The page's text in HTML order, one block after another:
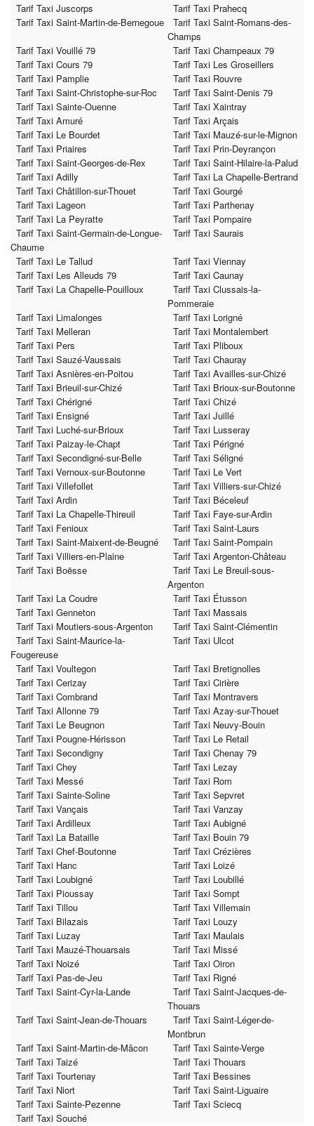
Tarif Taxi Juscorps
Tarif Taxi Prahecq
Tarif Taxi Saint-Martin-de-Bernegoue
Tarif Taxi Saint-Romans-des-
Champs
Tarif Taxi Vouillé 79
Tarif Taxi Champeaux 79
Tarif Taxi Cours 79
Tarif Taxi Les Groseillers
Tarif Taxi Pamplie
Tarif Taxi Rouvre
Tarif Taxi Saint-Christophe-sur-Roc
Tarif Taxi Saint-Denis 79
Tarif Taxi Sainte-Ouenne
Tarif Taxi Xaintray
Tarif Taxi Amuré
Tarif Taxi Arçais
Tarif Taxi Le Bourdet
Tarif Taxi Mauzé-sur-le-Mignon
Tarif Taxi Priaires
Tarif Taxi Prin-Deyrançon
Tarif Taxi Saint-Georges-de-Rex
Tarif Taxi Saint-Hilaire-la-Palud
Tarif Taxi Adilly
Tarif Taxi La Chapelle-Bertrand
Tarif Taxi Châtillon-sur-Thouet
Tarif Taxi Gourgé
Tarif Taxi Lageon
Tarif Taxi Parthenay
Tarif Taxi La Peyratte
Tarif Taxi Pompaire
Tarif Taxi Saint-Germain-de-Longue-
Chaume
Tarif Taxi Saurais
Tarif Taxi Le Tallud
Tarif Taxi Viennay
Tarif Taxi Les Alleuds 79
Tarif Taxi Caunay
Tarif Taxi La Chapelle-Pouilloux
Tarif Taxi Clussais-la-
Pommeraie
Tarif Taxi Limalonges
Tarif Taxi Lorigné
Tarif Taxi Melleran
Tarif Taxi Montalembert
Tarif Taxi Pers
Tarif Taxi Pliboux
Tarif Taxi Sauzé-Vaussais
Tarif Taxi Chauray
Tarif Taxi Asnières-en-Poitou
Tarif Taxi Availles-sur-Chizé
Tarif Taxi Brieuil-sur-Chizé
Tarif Taxi Brioux-sur-Boutonne
Tarif Taxi Chérigné
Tarif Taxi Chizé
Tarif Taxi Ensigné
Tarif Taxi Juillé
Tarif Taxi Luché-sur-Brioux
Tarif Taxi Lusseray
Tarif Taxi Paizay-le-Chapt
Tarif Taxi Périgné
Tarif Taxi Secondigné-sur-Belle
Tarif Taxi Séligné
Tarif Taxi Vernoux-sur-Boutonne
Tarif Taxi Le Vert
Tarif Taxi Villefollet
Tarif Taxi Villiers-sur-Chizé
Tarif Taxi Ardin
Tarif Taxi Béceleuf
Tarif Taxi La Chapelle-Thireuil
Tarif Taxi Faye-sur-Ardin
Tarif Taxi Fenioux
Tarif Taxi Saint-Laurs
Tarif Taxi Saint-Maixent-de-Beugné
Tarif Taxi Saint-Pompain
Tarif Taxi Villiers-en-Plaine
Tarif Taxi Argenton-Château
Tarif Taxi Boësse
Tarif Taxi Le Breuil-sous-
Argenton
Tarif Taxi La Coudre
Tarif Taxi Étusson
Tarif Taxi Genneton
Tarif Taxi Massais
Tarif Taxi Moutiers-sous-Argenton
Tarif Taxi Saint-Clémentin
Tarif Taxi Saint-Maurice-la-
Fougereuse
Tarif Taxi Ulcot
Tarif Taxi Voultegon
Tarif Taxi Bretignolles
Tarif Taxi Cerizay
Tarif Taxi Cirière
Tarif Taxi Combrand
Tarif Taxi Montravers
Tarif Taxi Allonne 79
Tarif Taxi Azay-sur-Thouet
Tarif Taxi Le Beugnon
Tarif Taxi Neuvy-Bouin
Tarif Taxi Pougne-Hérisson
Tarif Taxi Le Retail
Tarif Taxi Secondigny
Tarif Taxi Chenay 79
Tarif Taxi Chey
Tarif Taxi Lezay
Tarif Taxi Messé
Tarif Taxi Rom
Tarif Taxi Sainte-Soline
Tarif Taxi Sepvret
Tarif Taxi Vançais
Tarif Taxi Vanzay
Tarif Taxi Ardilleux
Tarif Taxi Aubigné
Tarif Taxi La Bataille
Tarif Taxi Bouin 79
Tarif Taxi Chef-Boutonne
Tarif Taxi Crézières
Tarif Taxi Hanc
Tarif Taxi Loizé
Tarif Taxi Loubigné
Tarif Taxi Loubillé
Tarif Taxi Pioussay
Tarif Taxi Sompt
Tarif Taxi Tillou
Tarif Taxi Villemain
Tarif Taxi Bilazais
Tarif Taxi Louzy
Tarif Taxi Luzay
Tarif Taxi Maulais
Tarif Taxi Mauzé-Thouarsais
Tarif Taxi Missé
Tarif Taxi Noizé
Tarif Taxi Oiron
Tarif Taxi Pas-de-Jeu
Tarif Taxi Rigné
Tarif Taxi Saint-Cyr-la-Lande
Tarif Taxi Saint-Jacques-de-
Thouars
Tarif Taxi Saint-Jean-de-Thouars
Tarif Taxi Saint-Léger-de-
Montbrun
Tarif Taxi Saint-Martin-de-Mâcon
Tarif Taxi Sainte-Verge
Tarif Taxi Taizé
Tarif Taxi Thouars
Tarif Taxi Tourtenay
Tarif Taxi Bessines
Tarif Taxi Niort
Tarif Taxi Saint-Liguaire
Tarif Taxi Sainte-Pezenne
Tarif Taxi Sciecq
Tarif Taxi Souché